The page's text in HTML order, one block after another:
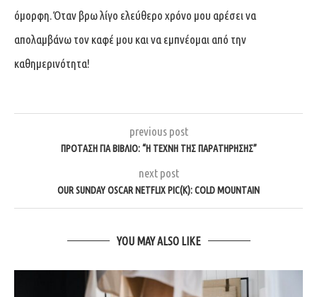
όμορφη. Όταν βρω λίγο ελεύθερο χρόνο μου αρέσει να
απολαμβάνω τον καφέ μου και να εμπνέομαι από την
καθημερινότητα!
previous post
ΠΡΌΤΑΣΗ ΓΙΑ ΒΙΒΛΊΟ: “Η ΤΈΧΝΗ ΤΗΣ ΠΑΡΑΤΉΡΗΣΗΣ”
next post
OUR SUNDAY OSCAR NETFLIX PIC(K): COLD MOUNTAIN
YOU MAY ALSO LIKE